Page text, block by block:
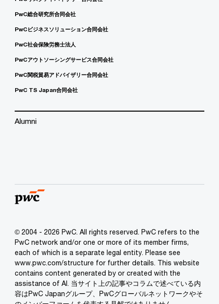
PwC総合研究所合同会社
PwCビジネスソリューション合同会社
PwC社会保険労務士法人
PwCアウトソーシングサービス合同会社
PwC関税貿易アドバイザリー合同会社
PwC TS Japan合同会社
Alumni
© 2004 - 2026 PwC. All rights reserved. PwC refers to the
PwC network and/or one or more of its member firms,
each of which is a separate legal entity. Please see
www.pwc.com/structure for further details. This website
contains content generated by or created with the
assistance of AI. 当サイト上の記事やコラムで述べている内
容はPwC Japanグループ、PwCグローバルネットワークやそ